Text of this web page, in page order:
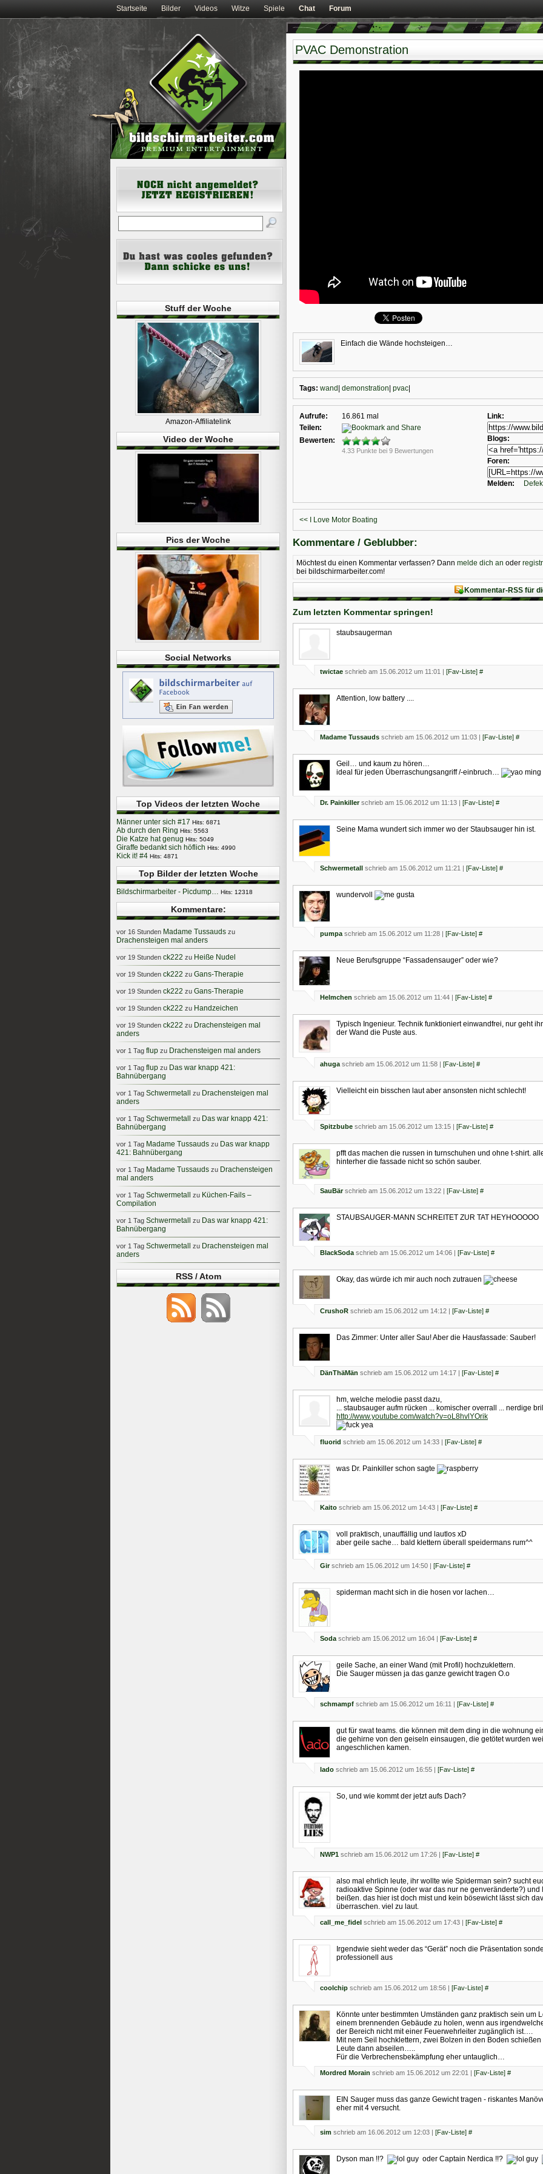
Startseite Bilder Videos Witze Spiele Chat Forum
PVAC Demonstration
Einfach die Wände hochsteigen…
Tags: wand demonstration pvac
Aufrufe:
16.861 mal
Teilen:
Bewerten:
4.33 Punkte bei 9 Bewertungen
Link:
Blogs:
Foren:
Melden:
<< I Love Motor Boating
Kommentare / Geblubber:
Möchtest du einen Kommentar verfassen? Dann melde dich an oder
bei bildschirmarbeiter.com!
Kommentar-RSS für
Zum letzten Kommentar springen!
staubsaugerman
twictae schrieb am 15.06.2012 um 11:01 | [Fav-Liste] #
Attention, low battery ....
Madame Tussauds schrieb am 15.06.2012 um 11:03 | [Fav-Liste] #
Geil… und kaum zu hören…
ideal für jeden Überraschungsangriff /-einbruch…
Dr. Painkillerschrieb am 15.06.2012 um 11:13 | [Fav-Liste] #
Seine Mama wundert sich immer wo der Staubsauger hin ist.
Schwermetall schrieb am 15.06.2012 um 11:21 | [Fav-Liste] #
wundervoll
pumpaschrieb am 15.06.2012 um 11:28 | [Fav-Liste] #
Neue Berufsgruppe “Fassadensauger” oder wie?
Helmchen schrieb am 15.06.2012 um 11:44 | [Fav-Liste] #
Typisch Ingenieur. Technik funktioniert einwandfrei, nur geht
der Wand die Puste aus.
ahugaschrieb am 15.06.2012 um 11:58 | [Fav-Liste] #
Vielleicht ein bisschen laut aber ansonsten nicht schlecht!
Spitzbube schrieb am 15.06.2012 um 13:15 | [Fav-Liste] #
pfft das machen die russen in turnschuhen und ohne t-shirt.
hinterher die fassade nicht so schön sauber.
SauBärschrieb am 15.06.2012 um 13:22 | [Fav-Liste] #
STAUBSAUGER-MANN SCHREITET ZUR TAT HEYHOOOOO
BlackSodaschrieb am 15.06.2012 um 14:06 | [Fav-Liste] #
Okay, das würde ich mir auch noch zutrauen
CrushoR schrieb am 15.06.2012 um 14:12 | [Fav-Liste] #
Das Zimmer: Unter aller Sau! Aber die Hausfassade: Sauber!
DänThäMän schrieb am 15.06.2012 um 14:17 | [Fav-Liste] #
hm, welche melodie passt dazu,
... staubsauger aufm rücken ... komischer overrall ... nerdige
http://www.youtube.com/watch?v=oL8hvlYOrik
fluorid schrieb am 15.06.2012 um 14:33 | [Fav-Liste] #
was Dr. Painkiller schon sagte
Kaito schrieb am 15.06.2012 um 14:43 | [Fav-Liste] #
voll praktisch, unauffällig und lautlos xD
aber geile sache… bald klettern überall speidermans rum^^
Girschrieb am 15.06.2012 um 14:50 | [Fav-Liste] #
spiderman macht sich in die hosen vor lachen…
Sodaschrieb am 15.06.2012 um 16:04 | [Fav-Liste] #
geile Sache, an einer Wand (mit Profil) hochzuklettern.
Die Sauger müssen ja das ganze gewicht tragen O.o
schmampf schrieb am 15.06.2012 um 16:11 | [Fav-Liste] #
gut für swat teams. die können mit dem ding in die wohnung
die gehirne von den geiseln einsaugen, die getötet wurden
angeschlichen kamen.
lado schrieb am 15.06.2012 um 16:55 | [Fav-Liste] #
So, und wie kommt der jetzt aufs Dach?
NWP1 schrieb am 15.06.2012 um 17:26 | [Fav-Liste] #
also mal ehrlich leute, ihr wollte wie Spiderman sein? sucht
radioaktive Spinne (oder war das nur ne genveränderte?) und
beißen. das hier ist doch mist und kein bösewicht lässt sich
überraschen. viel zu laut.
call_me_fidel schrieb am 15.06.2012 um 17:43 | [Fav-Liste] #
Irgendwie sieht weder das “Gerät” noch die Präsentation
professionell aus
coolchip schrieb am 15.06.2012 um 18:56 | [Fav-Liste] #
Könnte unter bestimmten Umständen ganz praktisch sein um
einem brennenden Gebäude zu holen, wenn aus
der Bereich nicht mit einer Feuerwehrleiter zugänglich ist….
Mit nem Seil hochklettern, zwei Bolzen in den Boden schießen
Leute dann abseilen…..
Für die Verbrechensbekämpfung eher untauglich…
Mordred Morain schrieb am 15.06.2012 um 22:01 | [Fav-Liste] #
EIN Sauger muss das ganze Gewicht tragen - riskantes
eher mit 4 versucht.
sim schrieb am 16.06.2012 um 12:03 | [Fav-Liste] #
Dyson man !!? oder Captain Nerdica !!?
Stuff der Woche
Amazon-Affiliatelink
Video der Woche
Pics der Woche
Social Networks
Top Videos der letzten Woche
Männer unter sich #17 Hits: 6871
Ab durch den Ring Hits: 5563
Die Katze hat genug Hits: 5049
Giraffe bedankt sich höflich Hits: 4990
Kick it! #4 Hits: 4871
Top Bilder der letzten Woche
Bildschirmarbeiter - Picdump… Hits: 12318
Kommentare:
vor 16 Stunden Madame Tussauds zu
Drachensteigen mal anders
vor 19 Stunden ck222 zu Heiße Nudel
vor 19 Stunden ck222 zu Gans-Therapie
vor 19 Stunden ck222 zu Gans-Therapie
vor 19 Stunden ck222 zu Handzeichen
vor 19 Stunden ck222 zu Drachensteigen mal
anders
vor 1 Tag flup zu Drachensteigen mal anders
vor 1 Tag flup zu Das war knapp 421:
Bahnübergang
vor 1 Tag Schwermetall zu Drachensteigen mal
anders
vor 1 Tag Schwermetall zu Das war knapp 421:
Bahnübergang
vor 1 Tag Madame Tussauds zu Das war knapp
421: Bahnübergang
vor 1 Tag Madame Tussauds zu Drachensteigen
mal anders
vor 1 Tag Schwermetall zu Küchen-Fails –
Compilation
vor 1 Tag Schwermetall zu Das war knapp 421:
Bahnübergang
vor 1 Tag Schwermetall zu Drachensteigen mal
anders
RSS / Atom